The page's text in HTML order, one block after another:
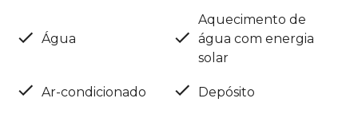
Água
Aquecimento de
água com energia
solar
Ar-condicionado Depósito